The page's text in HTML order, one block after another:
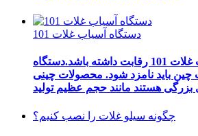
دستگاه آسیاب غلات 101
اگر دستگاه آسیاب غلات 101 رقابت داشته باشد.دستگاه
باید نامزد شود. محصولات چینی
چگونه سیلو غلات را نصب کنیم؟